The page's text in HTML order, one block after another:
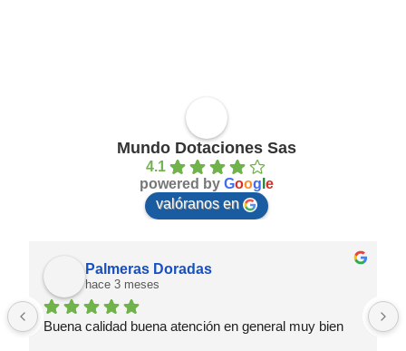
Mundo Dotaciones Sas
4.1
powered by Goog e
valóranos en
Palmeras Doradas
hace 3 meses
Buena calidad buena atención en general muy bien